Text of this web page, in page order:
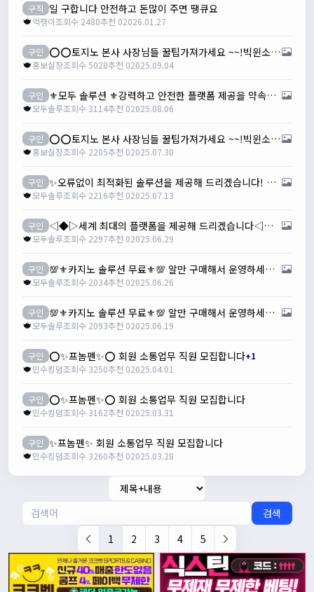
구직 일 구합니다 안전하고 돈많이 주면 땡큐요
억쟁이조회수 2480추천 02026.01.27
구인 ⭕️⭕️토지노 본사 사장님들 꿀팁가져가세요 ~~!빅윈소프트 입니다⭕️⭕️
홍보실장조회수 5028추천 02025.09.04
구인 ⚜️모두 솔루션 ⚜️강력하고 안전한 플랫폼 제공을 약속드립니다!!
모두솔루조회수 3114추천 02025.08.06
구인 ⭕️⭕️토지노 본사 사장님들 꿀팁가져가세요 ~~!빅윈소프트 입니다⭕️⭕️
홍보실장조회수 2205추천 02025.07.30
구인 ✨오류없이 최적화된 솔루션을 제공해 드리겠습니다! ✨모두솔루션✨
모두솔루조회수 2216추천 02025.07.13
구인 ◁◆▷세계 최대의 플랫폼을 제공해 드리겠습니다◁◆▷ 모두 솔루션◁◆▷
모두솔루조회수 2297추천 02025.06.29
구인 💯⚜️카지노 솔루션 무료⚜️💯 알만 구매해서 운영하세요✔
모두솔루조회수 2034추천 02025.06.26
구인 💯⚜️카지노 솔루션 무료⚜️💯 알만 구매해서 운영하세요✔
모두솔루조회수 2093추천 02025.06.19
구인 ⭕️✨프놈펜✨⭕️ 회원 소통업무 직원 모집합니다+1
민수킹덤조회수 3250추천 02025.04.01
구인 ⭕️✨프놈펜✨⭕️ 회원 소통업무 직원 모집합니다
민수킹덤조회수 3162추천 02025.03.31
구인 ✨프놈펜✨ 회원 소통업무 직원 모집합니다
민수킹덤조회수 3260추천 02025.03.28
검색
1
2 3 4 5